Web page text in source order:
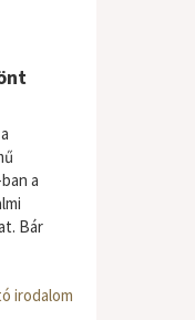
a
Bár
irodalom